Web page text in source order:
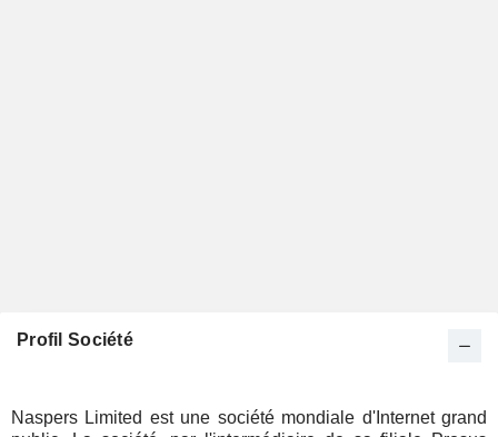
Profil Société
Naspers Limited est une société mondiale d'Internet grand